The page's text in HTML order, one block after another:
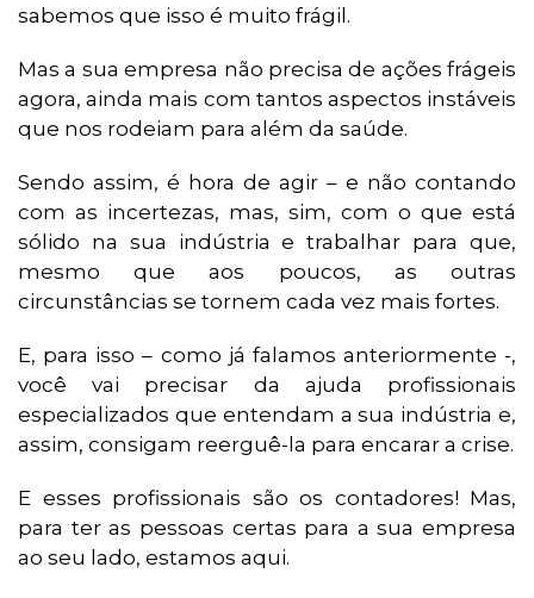
sabemos que isso é muito frágil.
Mas a sua empresa não precisa de ações frágeis
agora, ainda mais com tantos aspectos instáveis
que nos rodeiam para além da saúde.
Sendo assim, é hora de agir – e não contando
com as incertezas, mas, sim, com o que está
sólido na sua indústria e trabalhar para que,
mesmo que aos poucos, as outras
circunstâncias se tornem cada vez mais fortes.
E, para isso – como já falamos anteriormente -,
você vai precisar da ajuda profissionais
especializados que entendam a sua indústria e,
assim, consigam reerguê-la para encarar a crise.
E esses profissionais são os contadores! Mas,
para ter as pessoas certas para a sua empresa
ao seu lado, estamos aqui.